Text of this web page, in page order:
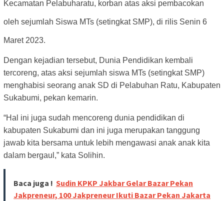
Kecamatan Pelabuharatu, korban atas aksi pembacokan
oleh sejumlah Siswa MTs (setingkat SMP), di rilis Senin 6
Maret 2023.
Dengan kejadian tersebut, Dunia Pendidikan kembali
tercoreng, atas aksi sejumlah siswa MTs (setingkat SMP)
menghabisi seorang anak SD di Pelabuhan Ratu, Kabupaten
Sukabumi, pekan kemarin.
“Hal ini juga sudah mencoreng dunia pendidikan di
kabupaten Sukabumi dan ini juga merupakan tanggung
jawab kita bersama untuk lebih mengawasi anak anak kita
dalam bergaul,” kata Solihin.
Baca juga ! Sudin KPKP Jakbar Gelar Bazar Pekan
Jakpreneur, 100 Jakpreneur Ikuti Bazar Pekan Jakarta